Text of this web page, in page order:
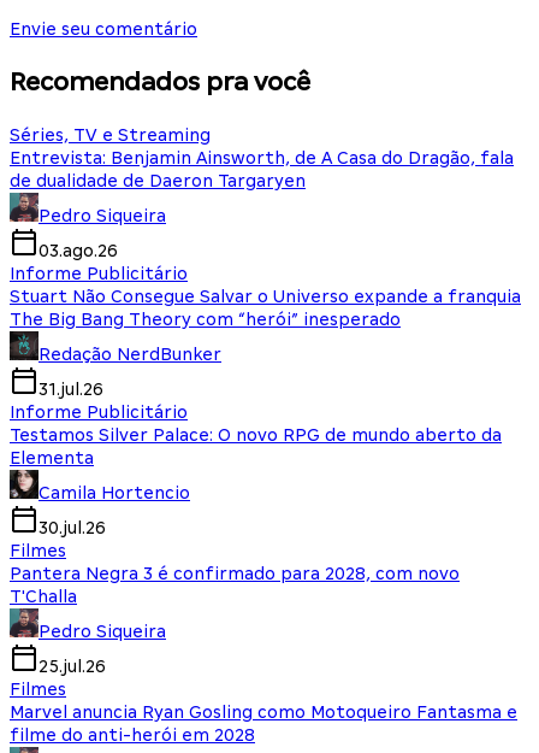
Envie seu comentário
Recomendados pra você
Séries, TV e Streaming
Entrevista: Benjamin Ainsworth, de A Casa do Dragão, fala
de dualidade de Daeron Targaryen
Pedro Siqueira
03.ago.26
Informe Publicitário
Stuart Não Consegue Salvar o Universo expande a franquia
The Big Bang Theory com “herói” inesperado
Redação NerdBunker
31.jul.26
Informe Publicitário
Testamos Silver Palace: O novo RPG de mundo aberto da
Elementa
Camila Hortencio
30.jul.26
Filmes
Pantera Negra 3 é confirmado para 2028, com novo
T'Challa
Pedro Siqueira
25.jul.26
Filmes
Marvel anuncia Ryan Gosling como Motoqueiro Fantasma e
filme do anti-herói em 2028